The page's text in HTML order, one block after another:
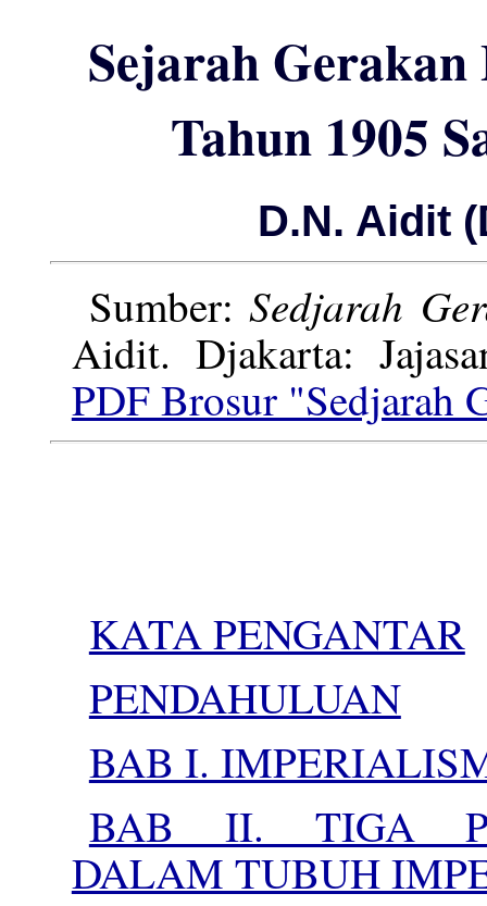
Sejarah
Tahun 1905
D.N. Aidit
Sumber: Sedjarah
Aidit. Djakarta:
PDF Brosur "Sedjarah
KATA PENGANTAR
PENDAHULUAN
BAB I.
BAB II. TIGA
DALAM TUBUH